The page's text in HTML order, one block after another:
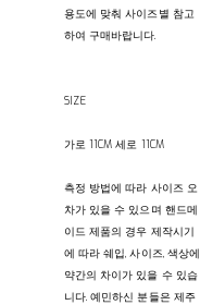
용도에 맞춰 사이즈별 참고
하여 구매바랍니다.
SIZE
가로 11CM 세로 11CM
측정 방법에 따라 사이즈 오
차가 있을 수 있으며 핸드메
이드 제품의 경우 제작시기
에 따라 쉐입, 사이즈, 색상에
약간의 차이가 있을 수 있습
니다. 예민하신 분들은 제주